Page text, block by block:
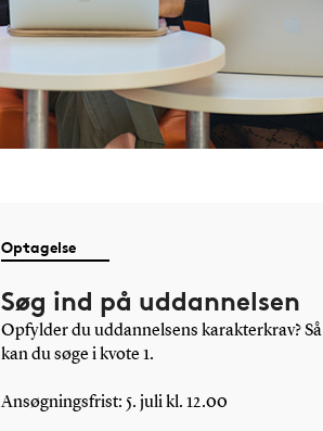
Optagelse
Søg ind på uddannelsen
Opfylder du uddannelsens karakterkrav? Så
kan du søge i kvote 1.
Ansøgningsfrist: 5. juli kl. 12.00